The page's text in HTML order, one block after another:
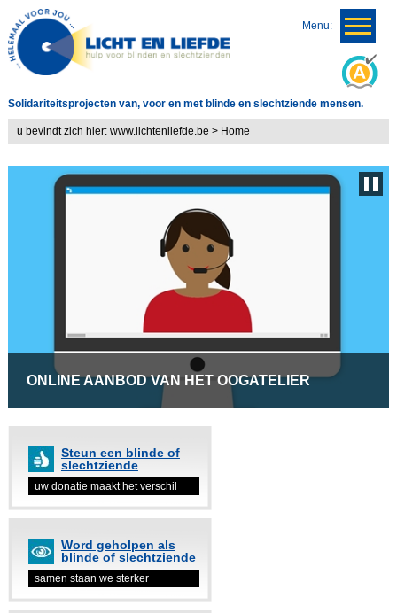
Menu:
Solidariteitsprojecten van, voor en met blinde en slechtziende mensen.
u bevindt zich hier: www.lichtenliefde.be > Home
ONLINE AANBOD VAN HET OOGATELIER
Steun een blinde of
slechtziende
uw donatie maakt het verschil
Word geholpen als
blinde of slechtziende
samen staan we sterker